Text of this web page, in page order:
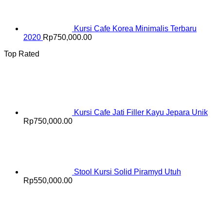
Kursi Cafe Korea Minimalis Terbaru
2020 Rp750,000.00
Top Rated
Kursi Cafe Jati Filler Kayu Jepara Unik
Rp750,000.00
Stool Kursi Solid Piramyd Utuh
Rp550,000.00